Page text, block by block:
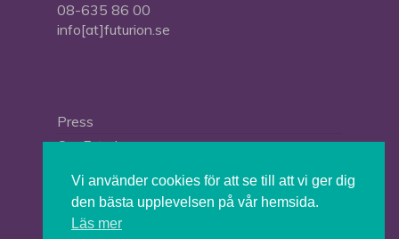
08-635 86 00
info[at]futurion.se
Press
Om Futurion
Vi använder cookies för att se till att vi ger dig
den bästa upplevelsen på vår hemsida.
Läs mer